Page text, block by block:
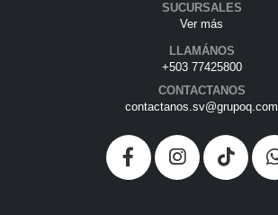
SUCURSALES
Ver más
LLAMÁNOS
+503 77425800
CONTACTANOS
contactanos.sv@grupoq.com